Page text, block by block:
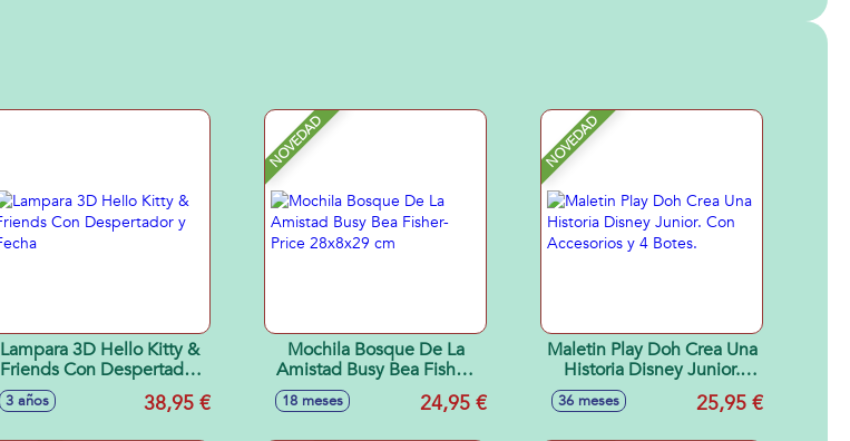
Lampara 3D Hello Kitty &
Friends Con Despertador
3 años 38,95 €
NOVEDAD
Mochila Bosque De La
Amistad Busy Bea Fisher-
Price 28x8x29 cm
18 meses 24,95 €
NOVEDAD
Maletin Play Doh Crea Una
Historia Disney Junior.
Con Accesorios y 4 Botes.
36 meses 25,95 €